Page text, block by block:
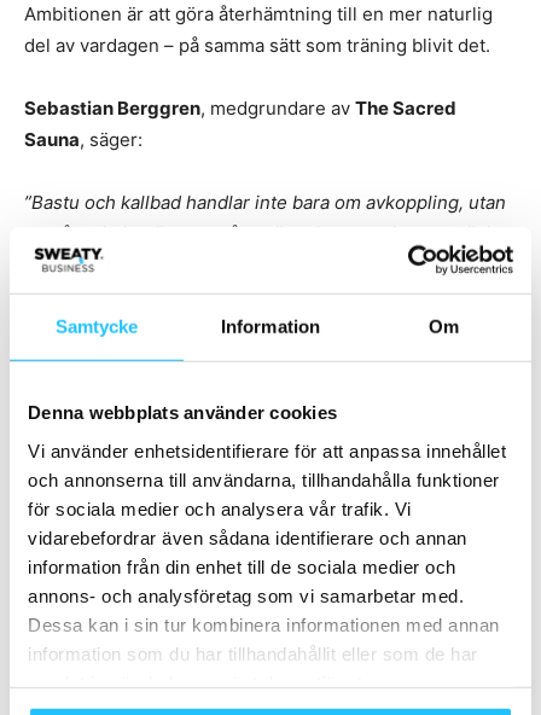
Samtycke Information Om
Denna webbplats använder cookies
Vi använder enhetsidentifierare för att anpassa innehållet
och annonserna till användarna, tillhandahålla funktioner
för sociala medier och analysera vår trafik. Vi
vidarebefordrar även sådana identifierare och annan
information från din enhet till de sociala medier och
annons- och analysföretag som vi samarbetar med.
Dessa kan i sin tur kombinera informationen med annan
information som du har tillhandahållit eller som de har
Ambitionen är att göra återhämtning till en mer naturlig
del av vardagen – på samma sätt som träning blivit det.
Sebastian Berggren, medgrundare av The Sacred
Sauna, säger:
”Bastu och kallbad handlar inte bara om avkoppling, utan
om långsiktig hälsa och återhämtning. Precis som träning
har blivit en självklar del av många människors liv vill vi
göra recovery och wellness lika tillgängligt och naturligt i
vardagen.”
TAGGAR André Bånghäll Bastu Jenny Sivervik
Sacred Sauna
Sebastian Berggren